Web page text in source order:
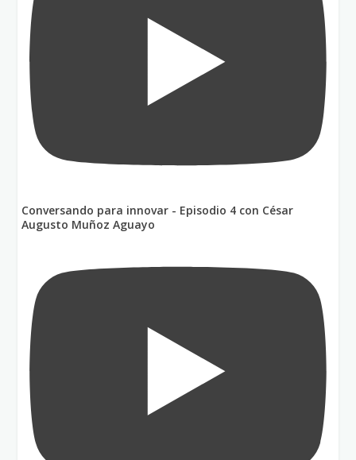
Conversando para innovar - Episodio 4 con César
Augusto Muñoz Aguayo